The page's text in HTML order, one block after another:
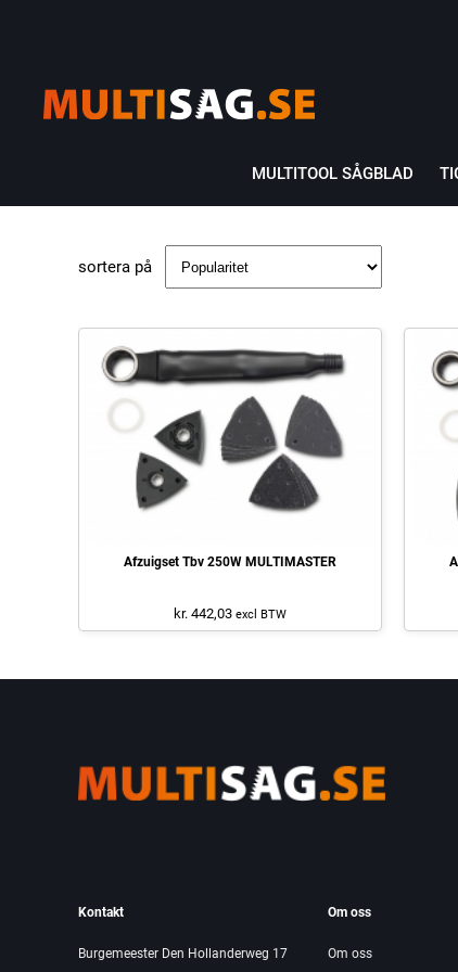
MULTITOOL SÅGBLAD
sortera på
Afzuigset Tbv 250W MULTIMASTER
kr. 442,03 excl BTW
Kontakt
Burgemeester Den Hollanderweg 17
Om oss
Om oss